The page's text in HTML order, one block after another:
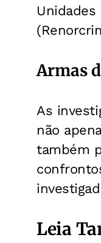
Armas
As
não
também
Leia